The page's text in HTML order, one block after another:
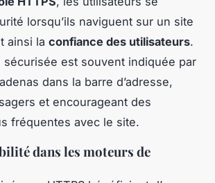
lorsqu’ils naviguent sur un site
ainsi la confiance des utilisateurs.
sécurisée est souvent indiquée par
dans la barre d’adresse,
et encourageant des
fréquentes avec le site.
dans les moteurs de